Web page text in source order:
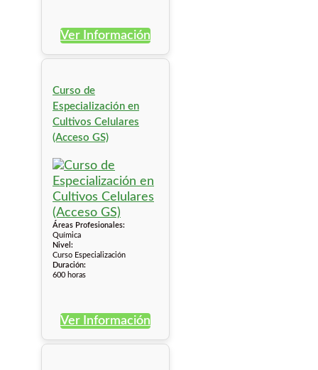
Ver Información
Curso de
Especialización en
Cultivos Celulares
(Acceso GS)
Áreas Profesionales:
Química
Nivel:
Curso Especialización
Duración:
600 horas
Ver Información